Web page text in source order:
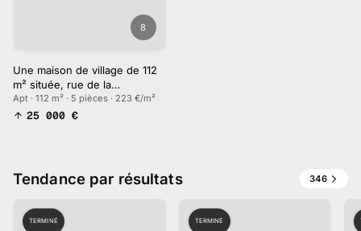
8
Une maison de village de 112
m² située, rue de la
République à Apt
Apt · 112 m² · 5 pièces · 223 €/m²
25 000 €
Tendance par résultats 346
TERMINÉ TERMINÉ